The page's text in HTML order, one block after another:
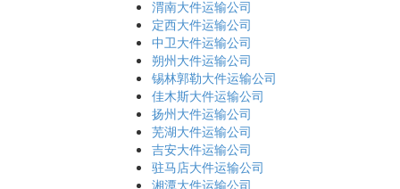
渭南大件运输公司
定西大件运输公司
中卫大件运输公司
朔州大件运输公司
锡林郭勒大件运输公司
佳木斯大件运输公司
扬州大件运输公司
芜湖大件运输公司
吉安大件运输公司
驻马店大件运输公司
湘潭大件运输公司